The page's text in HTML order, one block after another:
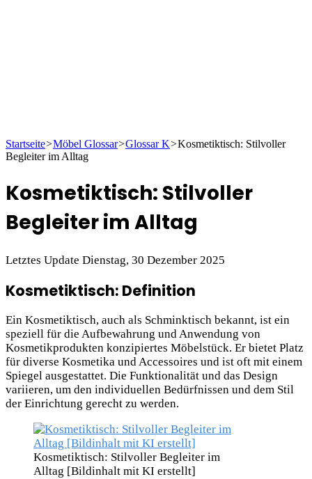
Startseite>Möbel Glossar>Glossar K>Kosmetiktisch: Stilvoller
Begleiter im Alltag
Kosmetiktisch: Stilvoller
Begleiter im Alltag
Letztes Update Dienstag, 30 Dezember 2025
Kosmetiktisch: Definition
Ein Kosmetiktisch, auch als Schminktisch bekannt, ist ein
speziell für die Aufbewahrung und Anwendung von
Kosmetikprodukten konzipiertes Möbelstück. Er bietet Platz
für diverse Kosmetika und Accessoires und ist oft mit einem
Spiegel ausgestattet. Die Funktionalität und das Design
variieren, um den individuellen Bedürfnissen und dem Stil
der Einrichtung gerecht zu werden.
Kosmetiktisch: Stilvoller Begleiter im
Alltag [Bildinhalt mit KI erstellt]